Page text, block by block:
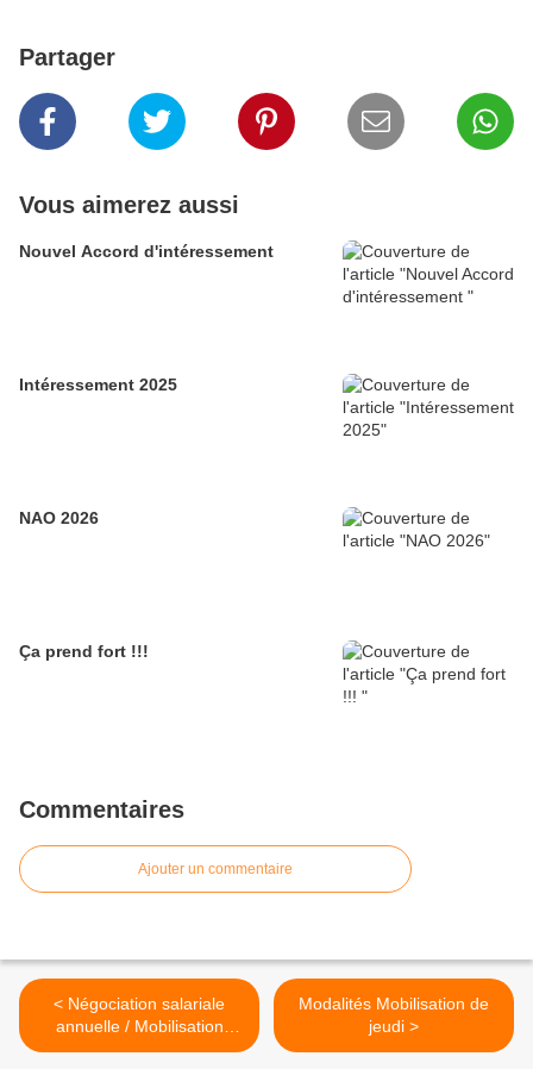
Partager
Vous aimerez aussi
Nouvel Accord d'intéressement
Intéressement 2025
NAO 2026
Ça prend fort !!!
Commentaires
Ajouter un commentaire
< Négociation salariale
annuelle / Mobilisation
sociale
Modalités Mobilisation de
jeudi >